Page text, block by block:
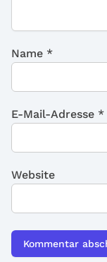
Name *
E-Mail-Adresse *
Website